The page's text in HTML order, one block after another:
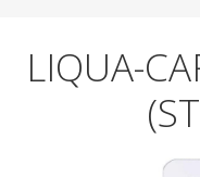
LIQUA-